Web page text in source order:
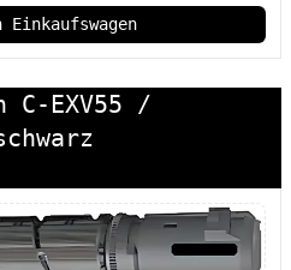
Einkaufswagen
C-EXV55 /